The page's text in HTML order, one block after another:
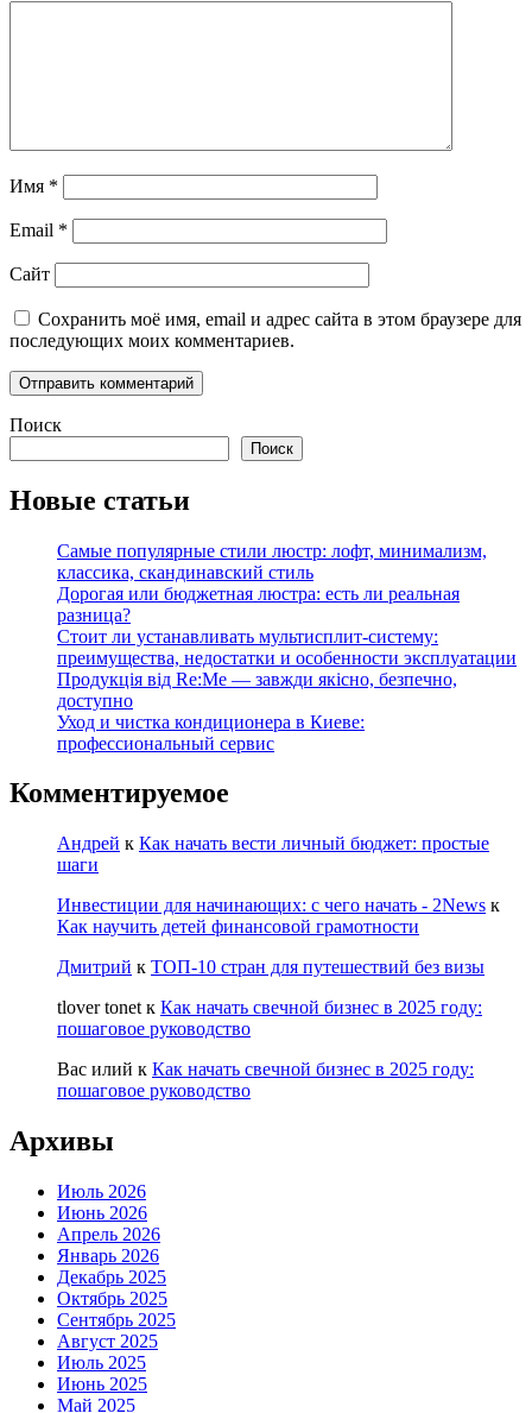
Имя *
Email *
Сайт
Сохранить моё имя, email и адрес сайта в этом браузере для
последующих моих комментариев.
Поиск
Поиск
Новые статьи
Самые популярные стили люстр: лофт, минимализм,
классика, скандинавский стиль
Дорогая или бюджетная люстра: есть ли реальная
разница?
Стоит ли устанавливать мультисплит-систему:
преимущества, недостатки и особенности эксплуатации
Продукція від Re:Me — завжди якісно, безпечно,
доступно
Уход и чистка кондиционера в Киеве:
профессиональный сервис
Комментируемое
Андрей к Как начать вести личный бюджет: простые
шаги
Инвестиции для начинающих: с чего начать - 2News к
Как научить детей финансовой грамотности
Дмитрий к ТОП-10 стран для путешествий без визы
tlover tonet к Как начать свечной бизнес в 2025 году:
пошаговое руководство
Вас илий к Как начать свечной бизнес в 2025 году:
пошаговое руководство
Архивы
Июль 2026
Июнь 2026
Апрель 2026
Январь 2026
Декабрь 2025
Октябрь 2025
Сентябрь 2025
Август 2025
Июль 2025
Июнь 2025
Май 2025